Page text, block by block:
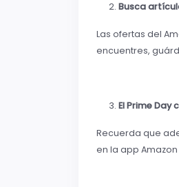
Busca
Las ofertas del
encuentres,
El Prime Day
Recuerda que
en la app